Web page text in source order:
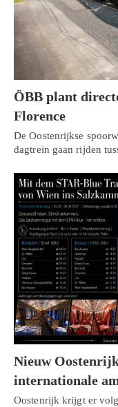
ÖBB plant
Florence
De Oostenrijkse
dagtrein gaan rijden
Nieuw
internationale
Oostenrijk krijgt er